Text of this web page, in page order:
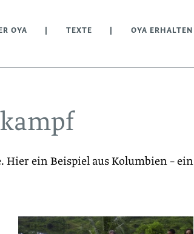
OYA TEXTE OYA ERHALTEN
Hier ein Beispiel aus Kolumbien – ein